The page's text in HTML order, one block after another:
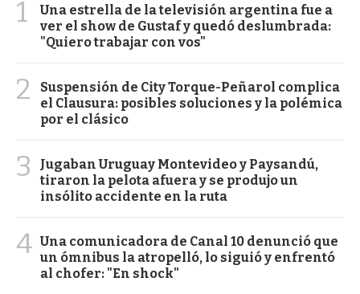
1
Una estrella de la televisión argentina fue a
ver el show de Gustaf y quedó deslumbrada:
"Quiero trabajar con vos"
2
Suspensión de City Torque-Peñarol complica
el Clausura: posibles soluciones y la polémica
por el clásico
3
Jugaban Uruguay Montevideo y Paysandú,
tiraron la pelota afuera y se produjo un
insólito accidente en la ruta
4 Una comunicadora de Canal 10 denunció que
un ómnibus la atropelló, lo siguió y enfrentó
al chofer: "En shock"